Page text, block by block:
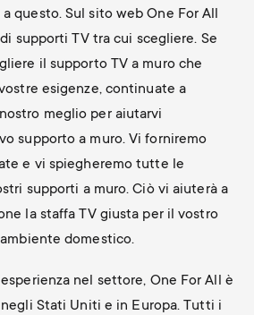
questo. Sul sito web One For All
supporti TV tra cui scegliere. Se
il supporto TV a muro che
esigenze, continuate a
meglio per aiutarvi
supporto a muro. Vi forniremo
e vi spiegheremo tutte le
supporti a muro. Ciò vi aiuterà a
la staffa TV giusta per il vostro
domestico.
nel settore, One For All è
Stati Uniti e in Europa. Tutti i